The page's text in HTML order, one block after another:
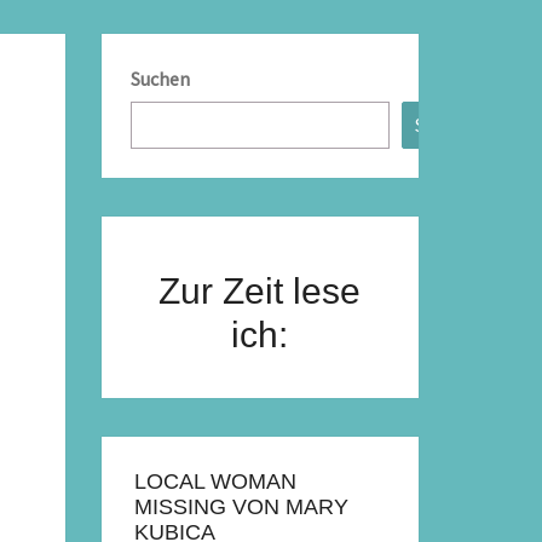
Suchen
Suchen
Zur Zeit lese
ich:
LOCAL WOMAN
MISSING VON MARY
KUBICA